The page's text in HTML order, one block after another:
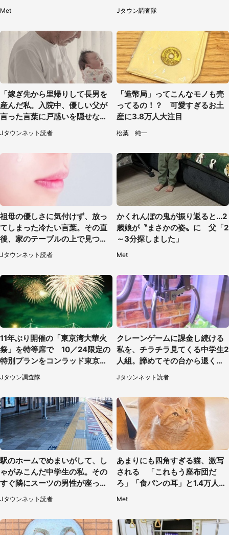
Met
の「猫猫像」も【8／1～10／2
6】
Jタウン調査隊
「嫁ぎ先から里帰りして長男を
産んだ私。入院中、優しい父が
言った言葉に戸惑いを隠せな
い」（兵庫県・50代女性）
Jタウンネット読者
「造幣局」ってこんなモノも売
ってるの！？ 可愛すぎるお土
産に3.8万人大注目
松葉 純一
祖母の優しさに気付けず、放っ
てしまった冷たい言葉。その直
後、家のテーブルの上で見つけ
たものは（福岡県・30代女性）
Jタウンネット読者
かくれんぼの鬼が振り返ると...2
歳娘が〝まさかの姿〟に 父「2
～3分探しました」
Met
11年ぶり開催の「東京湾大華火
祭」を特等席で 10／24限定の
特別プランをコンラッド東京が
販売【8／3～10／16】
Jタウン調査隊
クレーンゲームに課金し続ける
私を、チラチラ見てくる中学生2
人組。諦めてその台から退く
と、後ろから声が（東京都・40
代女性）
Jタウンネット読者
駅のホームでめまいがして、し
ゃがみこんだ中学生の私。その
すぐ隣にスーツの男性が座って
きて（千葉県・20代女性）
Jタウンネット読者
あまりにも四角すぎる猫、激写
される 「これもう座布団だ
ろ」「食パンの耳」と1.4万人困
Met